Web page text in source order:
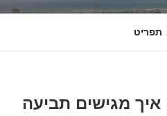
תפריט
איך מגישים תביעה